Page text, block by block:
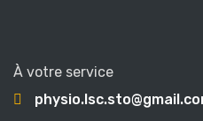
À votre service